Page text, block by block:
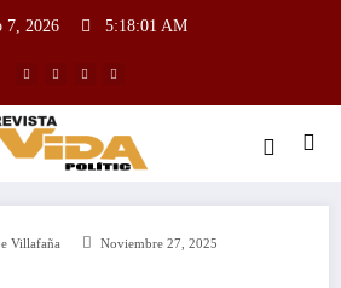
7, 2026 5:18:02 AM
Villafaña Noviembre 27, 2025